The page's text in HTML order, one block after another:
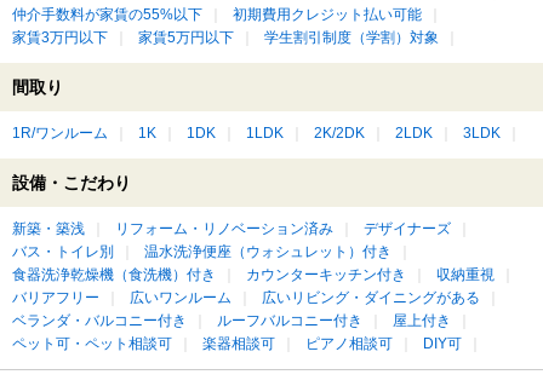
仲介手数料が家賃の55%以下
初期費用クレジット払い可能
家賃3万円以下
家賃5万円以下 学生割引制度（学割）対象
間取り
1R/ワンルーム 1K 1DK 1LDK 2K/2DK 2LDK 3LDK
設備・こだわり
新築・築浅 リフォーム・リノベーション済み
デザイナーズ
バス・トイレ別
温水洗浄便座（ウォシュレット）付き
食器洗浄乾燥機（食洗機）付き
カウンターキッチン付き
収納重視
バリアフリー
広いワンルーム
広いリビング・ダイニングがある
ベランダ・バルコニー付き
ルーフバルコニー付き
屋上付き
ペット可・ペット相談可
楽器相談可 ピアノ相談可 DIY可